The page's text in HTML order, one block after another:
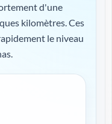
d'une
kilomètres. Ces
le niveau